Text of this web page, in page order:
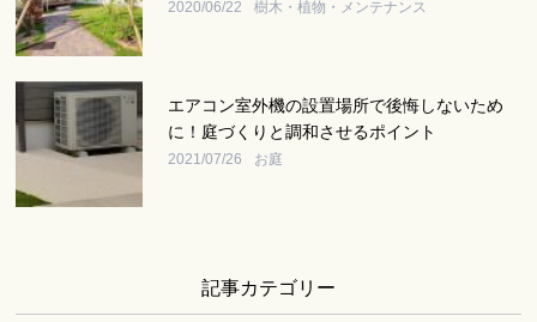
2020/06/22 樹木・植物・メンテナンス
エアコン室外機の設置場所で後悔しないため
に！庭づくりと調和させるポイント
2021/07/26 お庭
記事カテゴリー